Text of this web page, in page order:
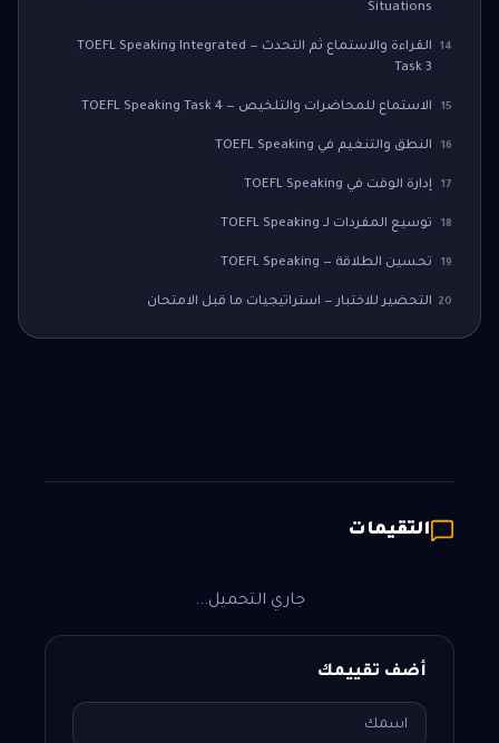
Situations
14
القراءة والاستماع ثم التحدث — TOEFL Speaking Integrated
Task 3
15 الاستماع للمحاضرات والتلخيص — TOEFL Speaking Task 4
16 النطق والتنغيم في TOEFL Speaking
17 إدارة الوقت في TOEFL Speaking
18 توسيع المفردات لـ TOEFL Speaking
19 تحسين الطلاقة — TOEFL Speaking
20 التحضير للاختبار — استراتيجيات ما قبل الامتحان
التقيمات
جاري التحميل...
أضف تقييمك